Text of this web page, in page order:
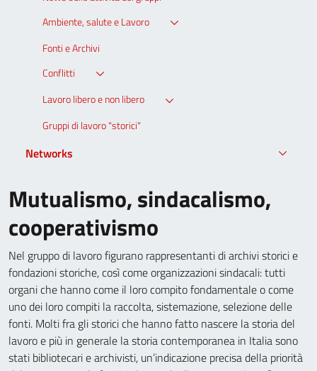
Mutualismo, sindacalismo,
cooperativismo
Nel gruppo di lavoro figurano rappresentanti di archivi storici e
fondazioni storiche, così come organizzazioni sindacali: tutti
organi che hanno come il loro compito fondamentale o come
uno dei loro compiti la raccolta, sistemazione, selezione delle
fonti. Molti fra gli storici che hanno fatto nascere la storia del
lavoro e più in generale la storia contemporanea in Italia sono
stati bibliotecari e archivisti, un’indicazione precisa della priorità
Ambiente, salute e Lavoro
Fonti e Archivi
Conflitti
Lavoro libero e non libero
Gruppi di lavoro "storici"
Networks